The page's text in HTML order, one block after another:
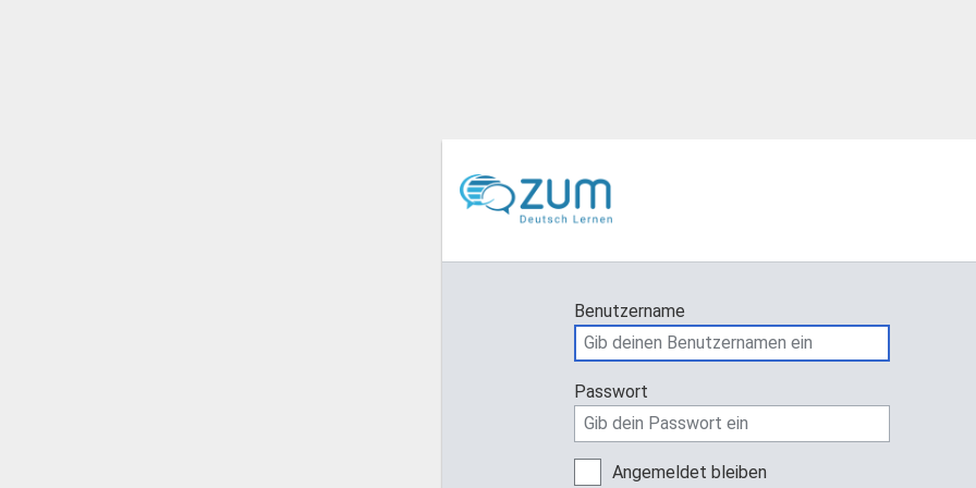
Benutzername
Passwort
Angemeldet bleiben